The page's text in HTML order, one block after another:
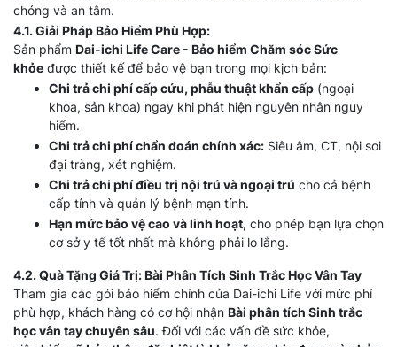
chóng và an tâm.
4.1. Giải Pháp Bảo Hiểm Phù Hợp:
Sản phẩm Dai-ichi Life Care - Bảo hiểm Chăm sóc Sức
khỏe được thiết kế để bảo vệ bạn trong mọi kịch bản:
Chi trả chi phí cấp cứu, phẫu thuật khẩn cấp (ngoại
khoa, sản khoa) ngay khi phát hiện nguyên nhân nguy
hiểm.
Chi trả chi phí chẩn đoán chính xác: Siêu âm, CT, nội soi
đại tràng, xét nghiệm.
Chi trả chi phí điều trị nội trú và ngoại trú cho cả bệnh
cấp tính và quản lý bệnh mạn tính.
Hạn mức bảo vệ cao và linh hoạt, cho phép bạn lựa chọn
cơ sở y tế tốt nhất mà không phải lo lắng.
4.2. Quà Tặng Giá Trị: Bài Phân Tích Sinh Trắc Học Vân Tay
Tham gia các gói bảo hiểm chính của Dai-ichi Life với mức phí
phù hợp, khách hàng có cơ hội nhận Bài phân tích Sinh trắc
học vân tay chuyên sâu. Đối với các vấn đề sức khỏe,